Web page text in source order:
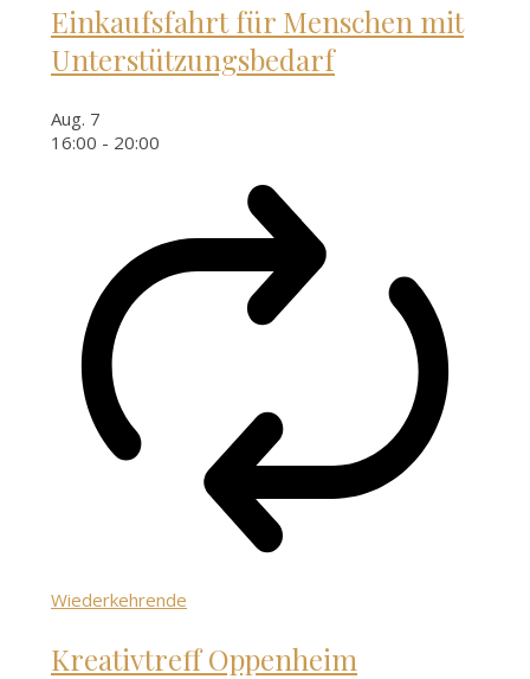
Einkaufsfahrt für Menschen mit
Unterstützungsbedarf
Aug. 7
16:00 - 20:00
Wiederkehrende
Kreativtreff Oppenheim